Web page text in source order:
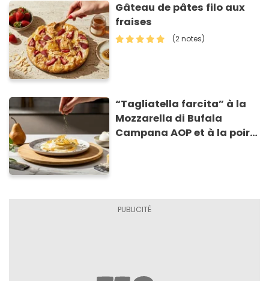
Gâteau de pâtes filo aux
fraises
(2 notes)
“Tagliatella farcita” à la
Mozzarella di Bufala
Campana AOP et à la poire